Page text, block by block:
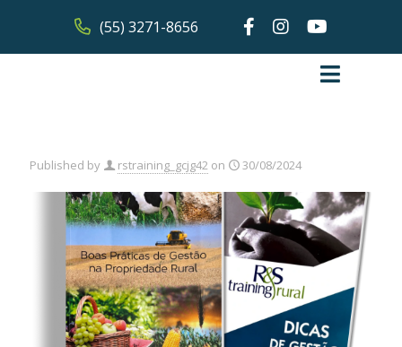
(55) 3271-8656
Published by rstraining_gcjg42 on 30/08/2024